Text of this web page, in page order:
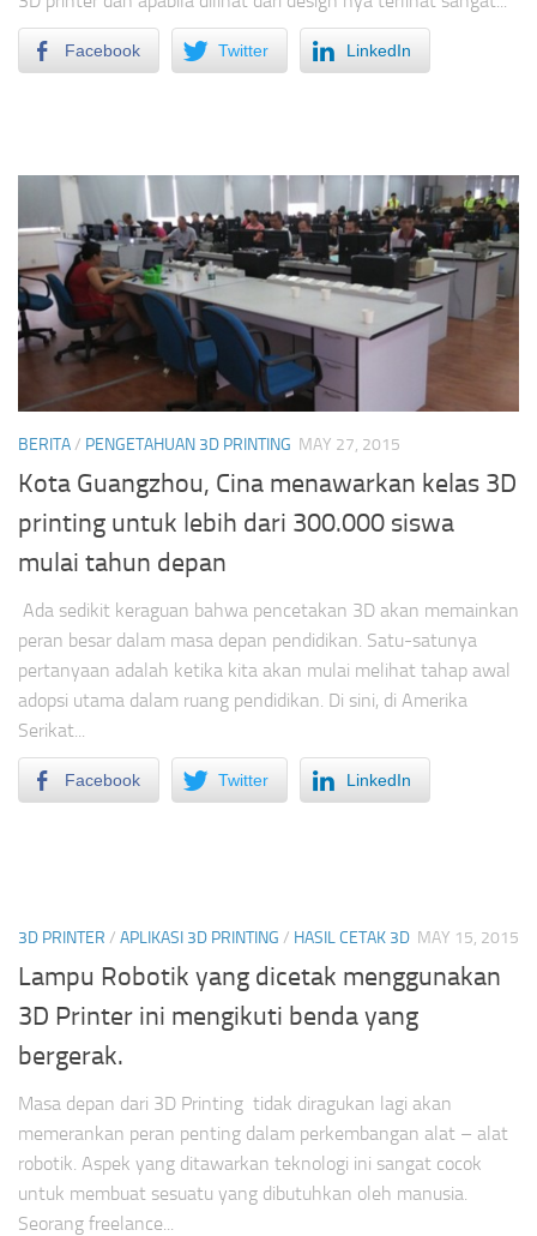
Facebook Twitter LinkedIn
BERITA/ PENGETAHUAN 3D PRINTING MAY 27, 2015
Kota Guangzhou, Cina menawarkan kelas 3D
printing untuk lebih dari 300.000 siswa
mulai tahun depan
Ada sedikit keraguan bahwa pencetakan 3D akan memainkan
peran besar dalam masa depan pendidikan. Satu-satunya
pertanyaan adalah ketika kita akan mulai melihat tahap awal
adopsi utama dalam ruang pendidikan. Di sini, di Amerika
Serikat...
Facebook Twitter LinkedIn
3D PRINTER / APLIKASI 3D PRINTING / HASIL CETAK 3D MAY 15, 2015
Lampu Robotik yang dicetak menggunakan
3D Printer ini mengikuti benda yang
bergerak.
Masa depan dari 3D Printing tidak diragukan lagi akan
memerankan peran penting dalam perkembangan alat – alat
robotik. Aspek yang ditawarkan teknologi ini sangat cocok
untuk membuat sesuatu yang dibutuhkan oleh manusia.
Seorang freelance...